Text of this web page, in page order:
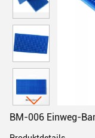
BM-006 Einweg-